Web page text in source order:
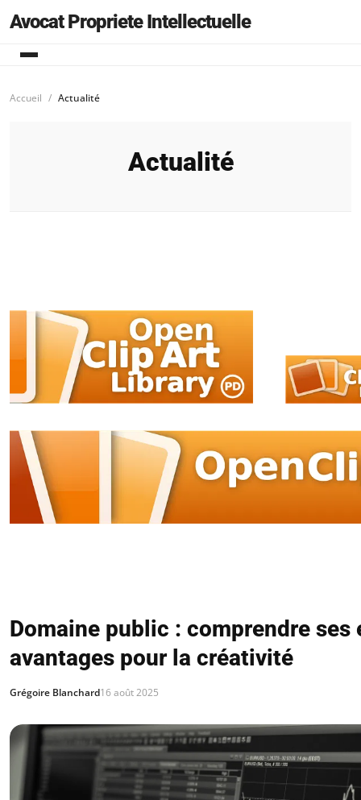
Avocat Propriete Intellectuelle
Accueil Actualité
Actualité
Domaine public : comprendre ses
avantages pour la créativité
Grégoire Blanchard16 août 2025